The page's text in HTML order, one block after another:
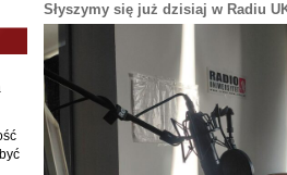
Słyszymy się już dzisiaj w Radiu